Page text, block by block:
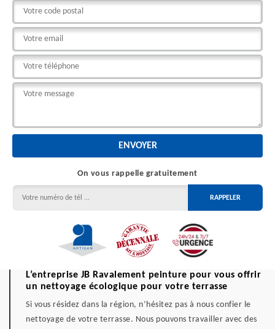
On vous rappelle gratuitement
L’entreprise JB Ravalement peinture pour vous offrir
un nettoyage écologique pour votre terrasse
Si vous résidez dans la région, n’hésitez pas à nous confier le
nettoyage de votre terrasse. Nous pouvons travailler avec des